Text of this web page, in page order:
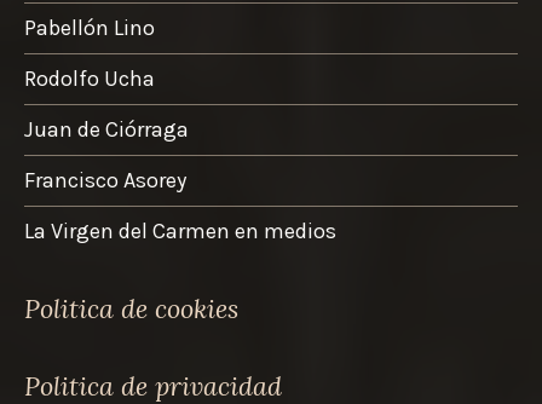
producto
Pabellón Lino
Rodolfo Ucha
Juan de Ciórraga
Francisco Asorey
La Virgen del Carmen en medios
Politica de cookies
Politica de privacidad